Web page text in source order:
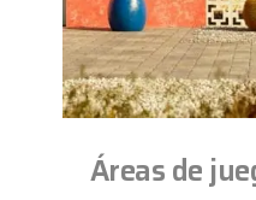
Áreas de